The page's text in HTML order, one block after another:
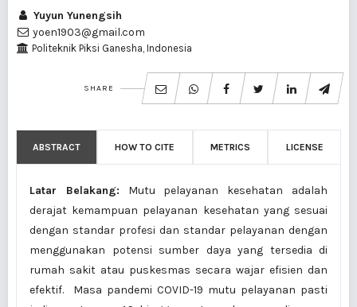
Yuyun Yunengsih
yoen1903@gmail.com
Politeknik Piksi Ganesha, Indonesia
SHARE
ABSTRACT HOW TO CITE METRICS LICENSE
Latar Belakang: Mutu pelayanan kesehatan adalah
derajat kemampuan pelayanan kesehatan yang sesuai
dengan standar profesi dan standar pelayanan dengan
menggunakan potensi sumber daya yang tersedia di
rumah sakit atau puskesmas secara wajar efisien dan
efektif. Masa pandemi COVID-19 mutu pelayanan pasti